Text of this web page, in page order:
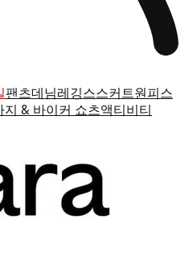
팬츠데님레깅스스커트원피스
지 & 바이커 쇼츠액티비티